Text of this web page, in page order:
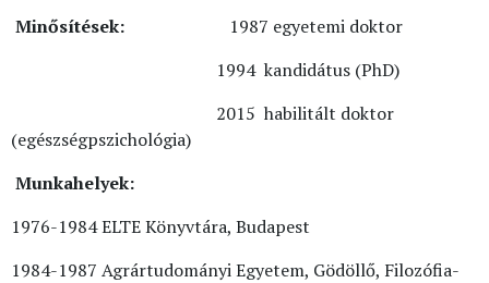
Minősítések: 1987 egyetemi doktor
1994 kandidátus (PhD)
2015 habilitált doktor
(egészségpszichológia)
Munkahelyek:
1976-1984 ELTE Könyvtára, Budapest
1984-1987 Agrártudományi Egyetem, Gödöllő, Filozófia-